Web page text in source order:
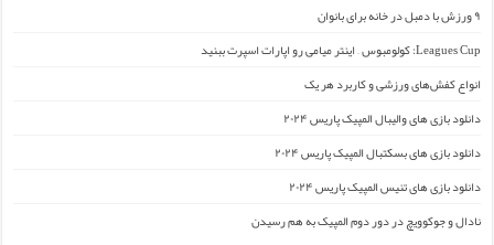
۹ ورزش با دمبل در خانه برای بانوان
Leagues Cup: کولومبوس – اینتر میامی رو اپارات اسپرت ببنید
انواع کفش‌های ورزشی و کاربرد هر یک
دانلود بازی های والیبال المپیک پاریس ۲۰۲۴
دانلود بازی های بسکتبال المپیک پاریس ۲۰۲۴
دانلود بازی های تنیس المپیک پاریس ۲۰۲۴
نادال و جوکوویچ در دور دوم المپیک به هم رسیدن